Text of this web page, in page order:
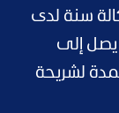
سنة لدى
يصل إلى
لشريحة